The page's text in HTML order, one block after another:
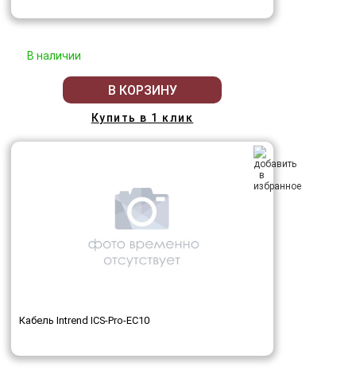
В наличии
В КОРЗИНУ
Купить в 1 клик
Кабель Intrend ICS-Pro-EC10